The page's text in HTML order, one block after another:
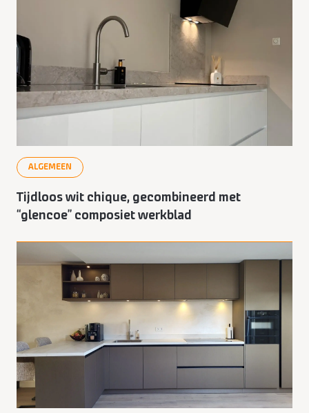
ALGEMEEN
Tijdloos wit chique, gecombineerd met
“glencoe” composiet werkblad